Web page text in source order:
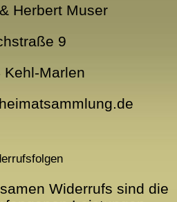
Herbert Muser
9
Kehl-Marlen
Widerrufs sind die